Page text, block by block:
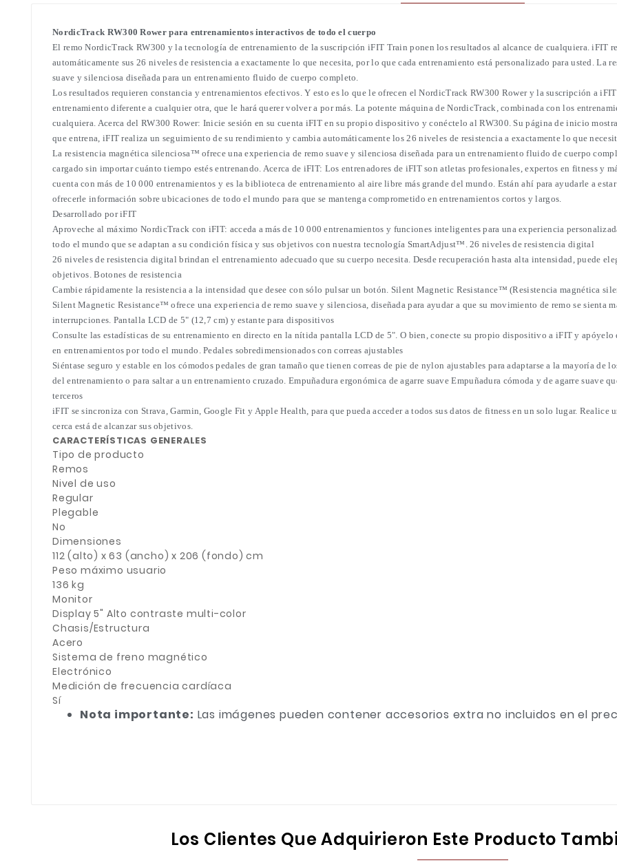
NordicTrack RW300 Rower para entrenamientos interactivos de todo el cuerpo
El remo NordicTrack RW300 y la tecnología de entrenamiento de la suscripción iFIT Train ponen los resultados al alcance de cualquiera. iFIT
automáticamente sus 26 niveles de resistencia a exactamente lo que necesita, por lo que cada entrenamiento está personalizado para usted.
suave y silenciosa diseñada para un entrenamiento fluido de cuerpo completo.
Los resultados requieren constancia y entrenamientos efectivos. Y esto es lo que le ofrecen el NordicTrack RW300 Rower y la suscripción a
entrenamiento diferente a cualquier otra, que le hará querer volver a por más. La potente máquina de NordicTrack, combinada con los
cualquiera. Acerca del RW300 Rower: Inicie sesión en su cuenta iFIT en su propio dispositivo y conéctelo al RW300. Su página de inicio
que entrena, iFIT realiza un seguimiento de su rendimiento y cambia automáticamente los 26 niveles de resistencia a exactamente lo que
La resistencia magnética silenciosa™ ofrece una experiencia de remo suave y silenciosa diseñada para un entrenamiento fluido de cuerpo
cargado sin importar cuánto tiempo estés entrenando. Acerca de iFIT: Los entrenadores de iFIT son atletas profesionales, expertos en fitness y
cuenta con más de 10 000 entrenamientos y es la biblioteca de entrenamiento al aire libre más grande del mundo. Están ahí para ayudarle a
ofrecerle información sobre ubicaciones de todo el mundo para que se mantenga comprometido en entrenamientos cortos y largos.
Desarrollado por iFIT
Aproveche al máximo NordicTrack con iFIT: acceda a más de 10 000 entrenamientos y funciones inteligentes para una experiencia
todo el mundo que se adaptan a su condición física y sus objetivos con nuestra tecnología SmartAdjust™. 26 niveles de resistencia digital
26 niveles de resistencia digital brindan el entrenamiento adecuado que su cuerpo necesita. Desde recuperación hasta alta intensidad, puede
objetivos. Botones de resistencia
Cambie rápidamente la resistencia a la intensidad que desee con sólo pulsar un botón. Silent Magnetic Resistance™ (Resistencia magnética
Silent Magnetic Resistance™ ofrece una experiencia de remo suave y silenciosa, diseñada para ayudar a que su movimiento de remo se sienta
interrupciones. Pantalla LCD de 5" (12,7 cm) y estante para dispositivos
Consulte las estadísticas de su entrenamiento en directo en la nítida pantalla LCD de 5". O bien, conecte su propio dispositivo a iFIT y
en entrenamientos por todo el mundo. Pedales sobredimensionados con correas ajustables
Siéntase seguro y estable en los cómodos pedales de gran tamaño que tienen correas de pie de nylon ajustables para adaptarse a la mayoría
del entrenamiento o para saltar a un entrenamiento cruzado. Empuñadura ergonómica de agarre suave Empuñadura cómoda y de agarre suave
terceros
iFIT se sincroniza con Strava, Garmin, Google Fit y Apple Health, para que pueda acceder a todos sus datos de fitness en un solo lugar. Realice
cerca está de alcanzar sus objetivos.
CARACTERÍSTICAS GENERALES
Tipo de producto
Remos
Nivel de uso
Regular
Plegable
No
Dimensiones
112 (alto) x 63 (ancho) x 206 (fondo) cm
Peso máximo usuario
136 kg
Monitor
Display 5" Alto contraste multi-color
Chasis/Estructura
Acero
Sistema de freno magnético
Electrónico
Medición de frecuencia cardíaca
Sí
Nota importante: Las imágenes pueden contener accesorios extra no incluidos en el
Los Clientes Que Adquirieron Este Producto